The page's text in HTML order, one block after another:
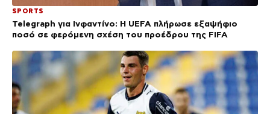
SPORTS
Telegraph για Ινφαντίνο: Η UEFA πλήρωσε εξαψήφιο
ποσό σε φερόμενη σχέση του προέδρου της FIFA